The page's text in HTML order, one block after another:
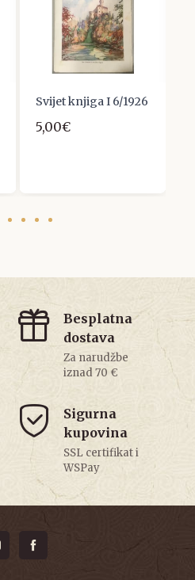
Svijet knjiga I 6/1926
5,00€
Besplatna
dostava
Za narudžbe
iznad 70 €
Sigurna
kupovina
SSL certifikat i
WSPay